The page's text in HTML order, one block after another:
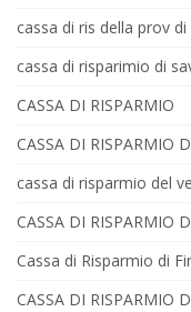
cassa di ris della prov di
cassa di risparimio di
CASSA DI RISPARMIO
CASSA DI RISPARMIO
cassa di risparmio del
CASSA DI RISPARMIO
Cassa di Risparmio di
CASSA DI RISPARMIO